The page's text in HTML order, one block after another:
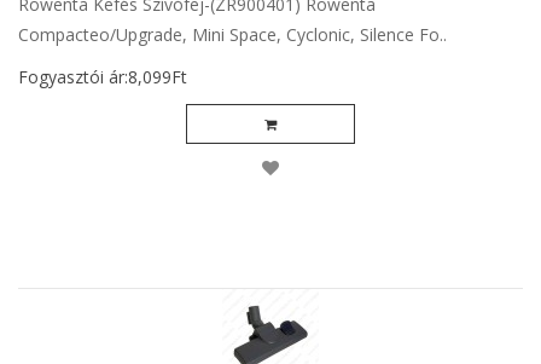
Compacteo/Upgrade, Mini Space, Cyclonic, Silence Fo..
Fogyasztói ár:8,099Ft